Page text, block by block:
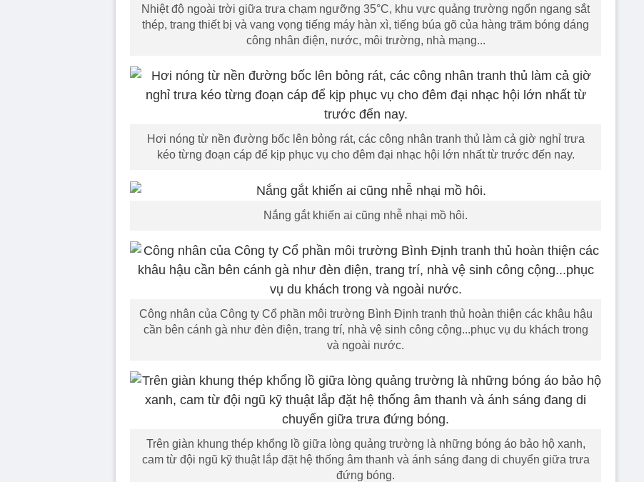
Nhiệt độ ngoài trời giữa trưa chạm ngưỡng 35°C, khu vực quảng trường ngổn ngang sắt
thép, trang thiết bị và vang vọng tiếng máy hàn xì, tiếng búa gõ của hàng trăm bóng dáng
công nhân điện, nước, môi trường, nhà mạng...
Hơi nóng từ nền đường bốc lên bỏng rát, các công nhân tranh thủ làm cả giờ nghỉ trưa
kéo từng đoạn cáp để kịp phục vụ cho đêm đại nhạc hội lớn nhất từ trước đến nay.
Nắng gắt khiến ai cũng nhễ nhại mồ hôi.
Công nhân của Công ty Cổ phần môi trường Bình Định tranh thủ hoàn thiện các khâu hậu
cần bên cánh gà như đèn điện, trang trí, nhà vệ sinh công cộng...phục vụ du khách trong
và ngoài nước.
Trên giàn khung thép khổng lồ giữa lòng quảng trường là những bóng áo bảo hộ xanh,
cam từ đội ngũ kỹ thuật lắp đặt hệ thống âm thanh và ánh sáng đang di chuyển giữa trưa
đứng bóng.